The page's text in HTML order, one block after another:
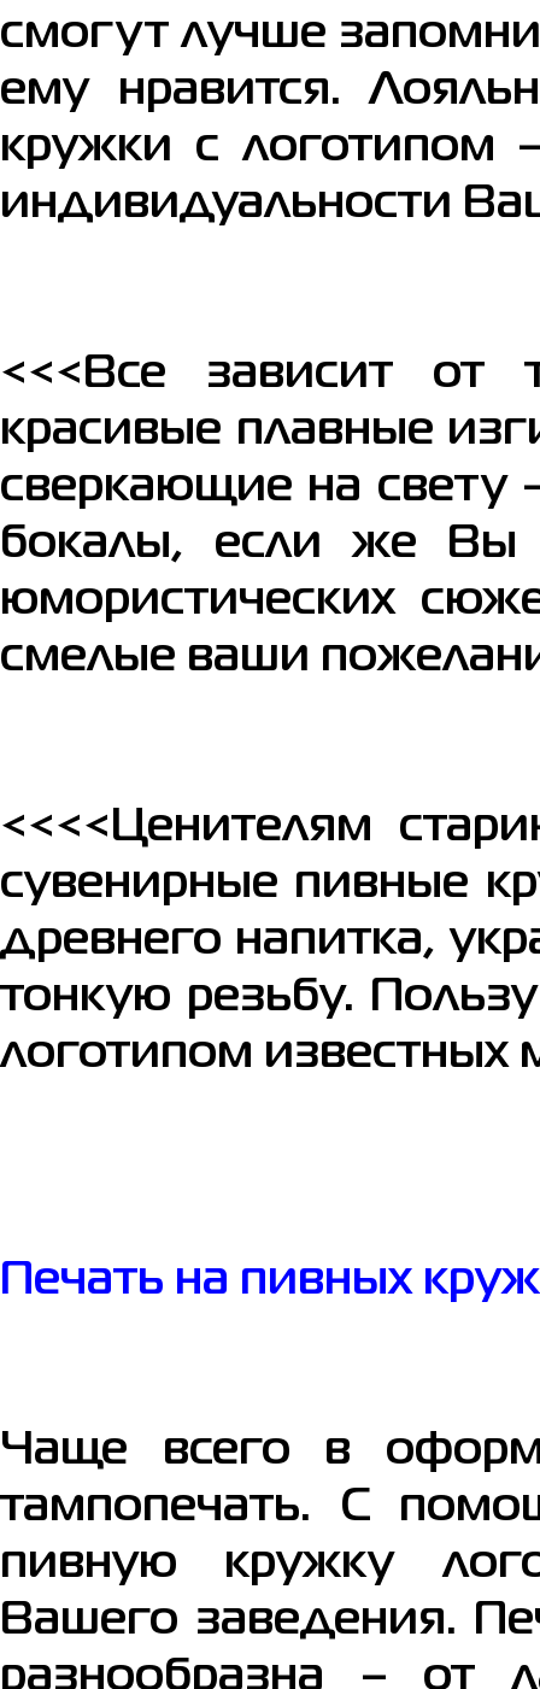
смогут лучше
ему нравится.
кружки с логотипом
индивидуальности
<<<Все зависит от
красивые плавные
сверкающие на свету
бокалы, если же Вы
юмористических
смелые ваши
<<<<Ценителям
сувенирные пивные
древнего напитка,
тонкую резьбу.
логотипом известных
Печать на пивных
Чаще всего в
тампопечать. С
пивную кружку
Вашего заведения.
разнообразна – от